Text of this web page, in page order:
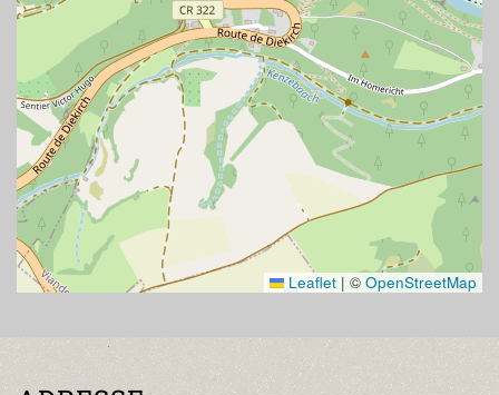
Leaflet | © OpenStreetMap